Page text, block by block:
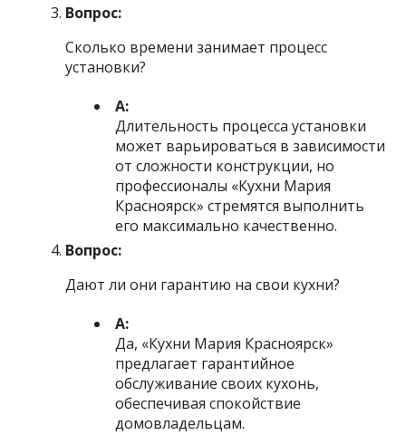
Вопрос:
Сколько времени занимает процесс
установки?
А:
Длительность процесса установки
может варьироваться в зависимости
от сложности конструкции, но
профессионалы «Кухни Мария
Красноярск» стремятся выполнить
его максимально качественно.
Вопрос:
Дают ли они гарантию на свои кухни?
А:
Да, «Кухни Мария Красноярск»
предлагает гарантийное
обслуживание своих кухонь,
обеспечивая спокойствие
домовладельцам.